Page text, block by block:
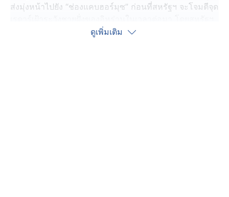
ส่งมุ่งหน้าไปยัง “ช่องแคบฮอร์มุซ” ก่อนที่สหรัฐฯ จะโจมตีจุด
ให้เหตุผลว่า โดรนของอิหร่านอาจเป็นภัยคุกคามต่อการเดิน
ดูเพิ่มเติม